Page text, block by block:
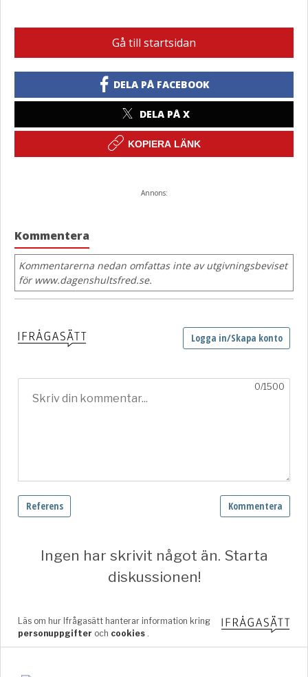
Gå till startsidan
DELA PÅ FACEBOOK
DELA PÅ X
KOPIERA LÄNK
Annons:
Kommentera
Kommentarerna nedan omfattas inte av utgivningsbeviset
för www.dagenshultsfred.se.